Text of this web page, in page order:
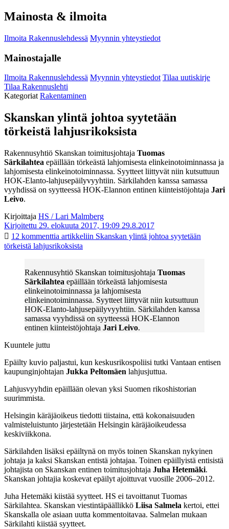
Mainosta & ilmoita
Ilmoita Rakennuslehdessä Myynnin yhteystiedot
Mainostajalle
Ilmoita Rakennuslehdessä Myynnin yhteystiedot Tilaa uutiskirje
Tilaa Rakennuslehti
KategoriatRakentaminen
Skanskan ylintä johtoa syytetään
törkeistä lahjusrikoksista
Rakennusyhtiö Skanskan toimitusjohtaja Tuomas
Särkilahtea epäillään törkeästä lahjomisesta elinkeinotoiminnassa ja
lahjomisesta elinkeinotoiminnassa. Syytteet liittyvät niin kutsuttuun
HOK-Elanto-lahjusepäilyvyyhtiin. Särkilahden kanssa samassa
vyyhdissä on syytteessä HOK-Elannon entinen kiinteistöjohtaja Jari
Leivo.
Kirjoittaja HS / Lari Malmberg
Kirjoitettu 29. elokuuta 2017, 19:09 29.8.2017
12 kommenttia artikkeliin Skanskan ylintä johtoa syytetään
törkeistä lahjusrikoksista
Rakennusyhtiö Skanskan toimitusjohtaja Tuomas
Särkilahtea epäillään törkeästä lahjomisesta
elinkeinotoiminnassa ja lahjomisesta
elinkeinotoiminnassa. Syytteet liittyvät niin kutsuttuun
HOK-Elanto-lahjusepäilyvyyhtiin. Särkilahden kanssa
samassa vyyhdissä on syytteessä HOK-Elannon
entinen kiinteistöjohtaja Jari Leivo.
Kuuntele juttu
Epäilty kuvio paljastui, kun keskusrikospoliisi tutki Vantaan entisen
kaupunginjohtajan Jukka Peltomäen lahjusjuttua.
Lahjusvyyhdin epäillään olevan yksi Suomen rikoshistorian
suurimmista.
Helsingin käräjäoikeus tiedotti tiistaina, että kokonaisuuden
valmisteluistunto järjestetään Helsingin käräjäoikeudessa
keskiviikkona.
Särkilahden lisäksi epäiltynä on myös toinen Skanskan nykyinen
johtaja ja kaksi Skanskan entistä johtajaa. Toinen epäillyistä entisistä
johtajista on Skanskan entinen toimitusjohtaja Juha Hetemäki.
Skanskan johtajia koskevat epäilyt ajoittuvat vuosille 2006–2012.
Juha Hetemäki kiistää syytteet. HS ei tavoittanut Tuomas
Särkilahtea. Skanskan viestintäpäällikkö Liisa Salmela kertoi, ettei
Skanskalla ole asiaan uutta kommentoitavaa. Salmelan mukaan
Särkilahti kiistää syytteet.